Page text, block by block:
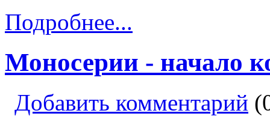
Подробнее...
Моносерии - начало
Добавить комментарий